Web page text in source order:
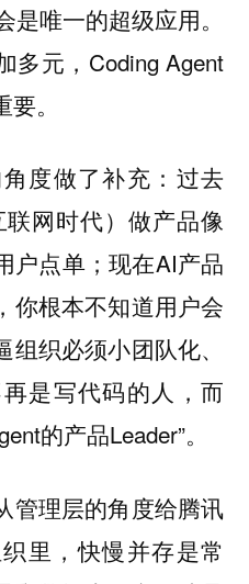
是唯一的超级应用。
多元，Coding Agent
。
度做了补充：过去
联网时代）做产品像
户点单；现在AI产品
你根本不知道用户会
织必须小团队化、
是写代码的人，而
的产品Leader”。
管理层的角度给腾讯
里，快慢并存是常